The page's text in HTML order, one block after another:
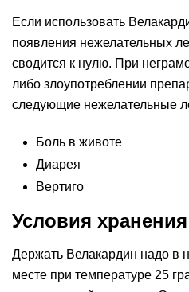
Если использовать
появления нежелательных
сводится к нулю. При
либо злоупотреблении
следующие нежелательные
Боль в животе
Диарея
Вертиго
Условия хранения
Держать Велакардин надо в
месте при температуре 25